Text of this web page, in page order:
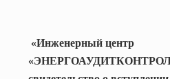
«Инженерный центр